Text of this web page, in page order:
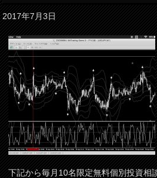
2017年7月3日
下記から毎月10名限定無料個別投資相